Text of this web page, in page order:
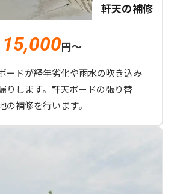
軒天の補修
15,000円～
ードが経年劣化や雨水の吹き込み
りします。軒天ボードの張り替
の補修を行います。